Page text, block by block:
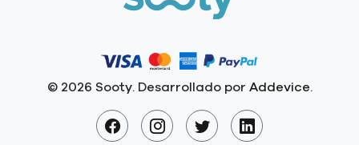
© 2026 Sooty. Desarrollado por Addevice.